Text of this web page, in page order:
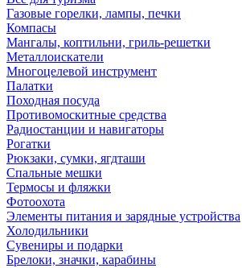
Газовые горелки, лампы, печки
Компасы
Мангалы, коптильни, гриль-решетки
Металлоискатели
Многоцелевой инструмент
Палатки
Походная посуда
Противомоскитные средства
Радиостанции и навигаторы
Рогатки
Рюкзаки, сумки, ягдташи
Спальные мешки
Термосы и фляжки
Фотоохота
Элементы питания и зарядные устройства
Холодильники
Сувениры и подарки
Брелоки, значки, карабины